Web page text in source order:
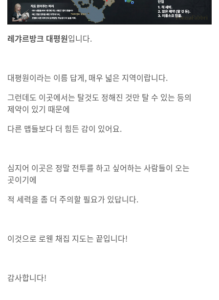
레갸르방크 대평원입니다.
대평원이라는 이름 답게, 매우 넓은 지역이랍니다.
그런데도 이곳에서는 탈것도 정해진 것만 탈 수 있는 등의
제약이 있기 때문에
다른 맵들보다 더 힘든 감이 있어요.
심지어 이곳은 정말 전투를 하고 싶어하는 사람들이 오는
곳이기에
적 세력을 좀 더 주의할 필요가 있답니다.
이것으로 로웬 채집 지도는 끝입니다!
감사합니다!